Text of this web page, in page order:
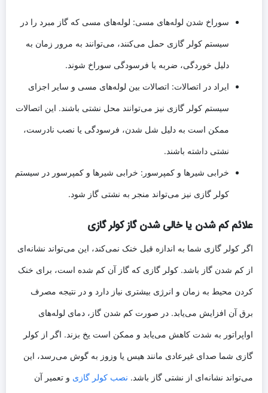
سوراخ شدن لوله‌های مسی: لوله‌های مسی که گاز مبرد را در
سیستم کولر گازی حمل می‌کنند، می‌توانند به مرور زمان به
دلیل خوردگی، ضربه یا فرسودگی سوراخ شوند.
ایراد در اتصالات: اتصالات بین لوله‌های مسی و سایر اجزای
سیستم کولر گازی نیز می‌توانند محل نشتی باشند. این اتصالات
ممکن است به دلیل شل شدن، فرسودگی یا نصب نادرست،
نشتی داشته باشند.
خرابی شیرها و کمپرسور: خرابی شیرها و کمپرسور در سیستم
کولر گازی نیز می‌تواند منجر به نشتی گاز شود.
علائم کم شدن یا خالی شدن گاز کولر گازی
اگر کولر گازی شما به اندازه قبل خنک نمی‌کند، این می‌تواند نشانه‌ای
از کم شدن گاز باشد. کولر گازی که گاز آن کم شده است، برای خنک
کردن محیط به زمان و انرژی بیشتری نیاز دارد و در نتیجه مصرف
برق آن افزایش می‌یابد. در صورت کم شدن گاز، دمای لوله‌های
اواپراتور به شدت کاهش می‌یابد و ممکن است یخ بزند. اگر از کولر
گازی شما صدای غیرعادی مانند هیس یا وزوز به گوش می‌رسد، این
می‌تواند نشانه‌ای از نشتی گاز باشد. نصب کولر گازی و تعمیر آن